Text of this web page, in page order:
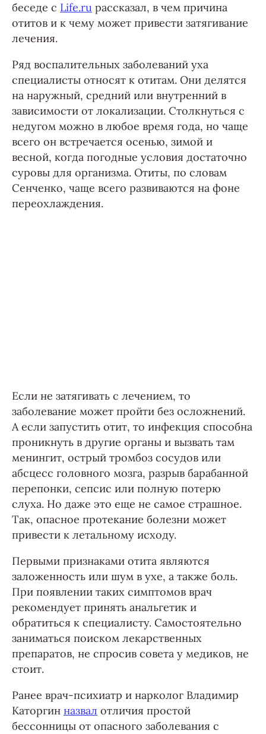
беседе с Life.ru рассказал, в чем причина
отитов и к чему может привести затягивание
лечения.
Ряд воспалительных заболеваний уха
специалисты относят к отитам. Они делятся
на наружный, средний или внутренний в
зависимости от локализации. Столкнуться с
недугом можно в любое время года, но чаще
всего он встречается осенью, зимой и
весной, когда погодные условия достаточно
суровы для организма. Отиты, по словам
Сенченко, чаще всего развиваются на фоне
переохлаждения.
Если не затягивать с лечением, то
заболевание может пройти без осложнений.
А если запустить отит, то инфекция способна
проникнуть в другие органы и вызвать там
менингит, острый тромбоз сосудов или
абсцесс головного мозга, разрыв барабанной
перепонки, сепсис или полную потерю
слуха. Но даже это еще не самое страшное.
Так, опасное протекание болезни может
привести к летальному исходу.
Первыми признаками отита являются
заложенность или шум в ухе, а также боль.
При появлении таких симптомов врач
рекомендует принять анальгетик и
обратиться к специалисту. Самостоятельно
заниматься поиском лекарственных
препаратов, не спросив совета у медиков, не
стоит.
Ранее врач-психиатр и нарколог Владимир
Каторгин назвал отличия простой
бессонницы от опасного заболевания с